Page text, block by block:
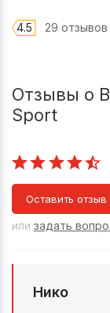
4.5 29 отзывов
Отзывы о
Sport
Оставить отзыв
или задать
Нико